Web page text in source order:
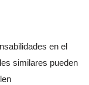
en el
similares pueden